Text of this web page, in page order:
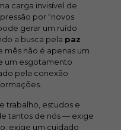
carga invisível de
por “novos
gerar um ruído
a busca pela paz
mês não é apenas um
um esgotamento
pela conexão
trabalho, estudos e
tantos de nós — exige
exige um cuidado